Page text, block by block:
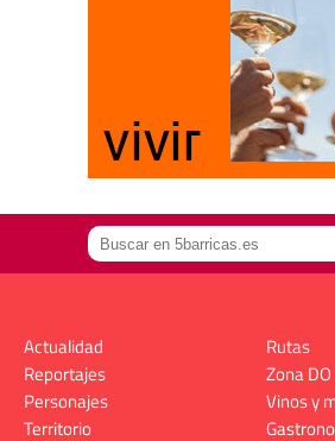
Actualidad
Reportajes
Personajes
Territorio
Rutas
Zona DO
Vinos y